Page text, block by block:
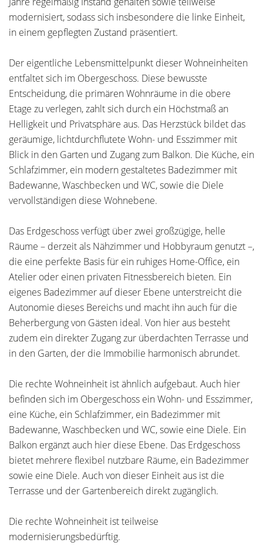
modernisiert, sodass sich insbesondere die linke Einheit,
in einem gepflegten Zustand präsentiert.
Der eigentliche Lebensmittelpunkt dieser Wohneinheiten
entfaltet sich im Obergeschoss. Diese bewusste
Entscheidung, die primären Wohnräume in die obere
Etage zu verlegen, zahlt sich durch ein Höchstmaß an
Helligkeit und Privatsphäre aus. Das Herzstück bildet das
geräumige, lichtdurchflutete Wohn- und Esszimmer mit
Blick in den Garten und Zugang zum Balkon. Die Küche, ein
Schlafzimmer, ein modern gestaltetes Badezimmer mit
Badewanne, Waschbecken und WC, sowie die Diele
vervollständigen diese Wohnebene.
Das Erdgeschoss verfügt über zwei großzügige, helle
Räume – derzeit als Nähzimmer und Hobbyraum genutzt –,
die eine perfekte Basis für ein ruhiges Home-Office, ein
Atelier oder einen privaten Fitnessbereich bieten. Ein
eigenes Badezimmer auf dieser Ebene unterstreicht die
Autonomie dieses Bereichs und macht ihn auch für die
Beherbergung von Gästen ideal. Von hier aus besteht
zudem ein direkter Zugang zur überdachten Terrasse und
in den Garten, der die Immobilie harmonisch abrundet.
Die rechte Wohneinheit ist ähnlich aufgebaut. Auch hier
befinden sich im Obergeschoss ein Wohn- und Esszimmer,
eine Küche, ein Schlafzimmer, ein Badezimmer mit
Badewanne, Waschbecken und WC, sowie eine Diele. Ein
Balkon ergänzt auch hier diese Ebene. Das Erdgeschoss
bietet mehrere flexibel nutzbare Räume, ein Badezimmer
sowie eine Diele. Auch von dieser Einheit aus ist die
Terrasse und der Gartenbereich direkt zugänglich.
Die rechte Wohneinheit ist teilweise
modernisierungsbedürftig.